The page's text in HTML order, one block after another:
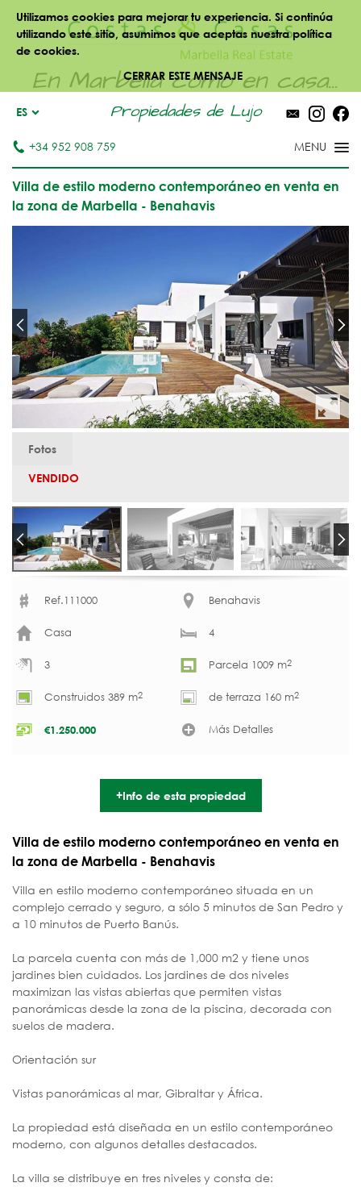
Utilizamos cookies para mejorar tu experiencia. Si continúa
utilizando este sitio, asumimos que aceptas nuestra política
de cookies.
CERRAR ESTE MENSAJE
En Marbella como en casa...
Propiedades de Lujo
ES
+34 952 908 759
Villa de estilo moderno contemporáneo en venta en
la zona de Marbella - Benahavis
Fotos
VENDIDO
Ref.111000 Benahavis
Casa 4
3 Parcela 1009 m2
Construidos 389 m2 de terraza 160 m2
€1.250.000 Más Detalles
+Info de esta propiedad
Villa de estilo moderno contemporáneo en venta en
la zona de Marbella - Benahavis
Villa en estilo moderno contemporáneo situada en un
complejo cerrado y seguro, a sólo 5 minutos de San Pedro y
a 10 minutos de Puerto Banús.
La parcela cuenta con más de 1,000 m2 y tiene unos
jardines bien cuidados. Los jardines de dos niveles
maximizan las vistas abiertas que permiten vistas
panorámicas desde la zona de la piscina, decorada con
suelos de madera.
Orientación sur
Vistas panorámicas al mar, Gibraltar y África.
La propiedad está diseñada en un estilo contemporáneo
moderno, con algunos detalles destacados.
La villa se distribuye en tres niveles y consta de: